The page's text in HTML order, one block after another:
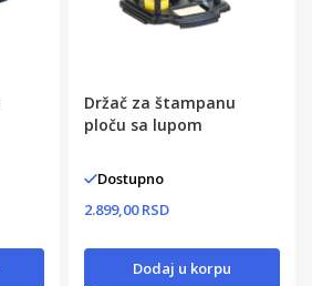
Držač za štampanu
ploču sa lupom
Dostupno
2.899,00 RSD
Dodaj u korpu